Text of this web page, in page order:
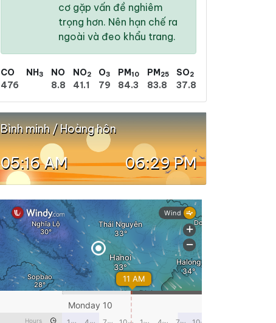
4 %
cơ gặp vấn đề nghiêm
trọng hơn. Nên hạn chế ra
ngoài và đeo khẩu trang.
CO
476
NH3
NO
8.8
NO2
41.1
O3
79
PM10
84.3
PM25
83.8
SO2
37.8
Bình minh / Hoàng hôn
05:16 AM 06:29 PM